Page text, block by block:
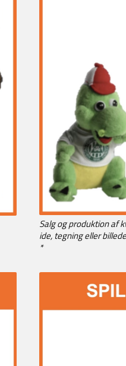
Salg og produktion af
ide, tegning eller
*